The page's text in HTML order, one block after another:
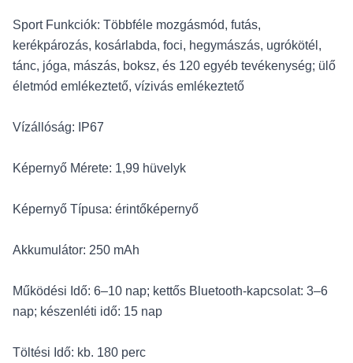
Sport Funkciók: Többféle mozgásmód, futás,
kerékpározás, kosárlabda, foci, hegymászás, ugrókötél,
tánc, jóga, mászás, boksz, és 120 egyéb tevékenység; ülő
életmód emlékeztető, vízivás emlékeztető
Vízállóság: IP67
Képernyő Mérete: 1,99 hüvelyk
Képernyő Típusa: érintőképernyő
Akkumulátor: 250 mAh
Működési Idő: 6–10 nap; kettős Bluetooth-kapcsolat: 3–6
nap; készenléti idő: 15 nap
Töltési Idő: kb. 180 perc